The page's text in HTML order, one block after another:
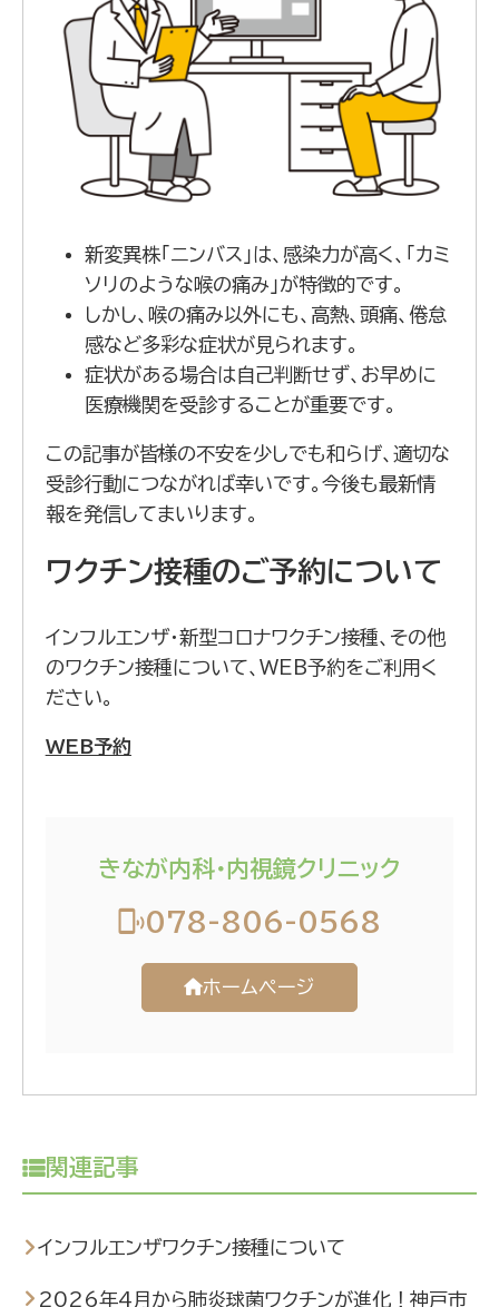
新変異株「ニンバス」は、感染力が高く、「カミ
ソリのような喉の痛み」が特徴的です。
しかし、喉の痛み以外にも、高熱、頭痛、倦怠
感など多彩な症状が見られます。
症状がある場合は自己判断せず、お早めに
医療機関を受診することが重要です。
この記事が皆様の不安を少しでも和らげ、適切な
受診行動につながれば幸いです。今後も最新情
報を発信してまいります。
ワクチン接種のご予約について
インフルエンザ・新型コロナワクチン接種、その他
のワクチン接種について、WEB予約をご利用く
ださい。
WEB予約
きなが内科・内視鏡クリニック
078-806-0568
ホームページ
関連記事
インフルエンザワクチン接種について
2026年4月から肺炎球菌ワクチンが進化！神戸市